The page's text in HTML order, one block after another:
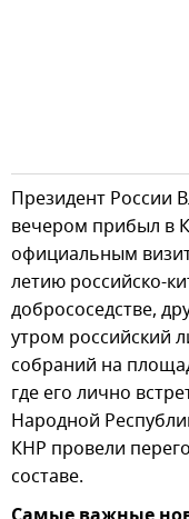
Президент России
вечером прибыл в
официальным
летию российско-
добрососедстве,
утром российский
собраний на
где его лично
Народной
КНР провели
составе.